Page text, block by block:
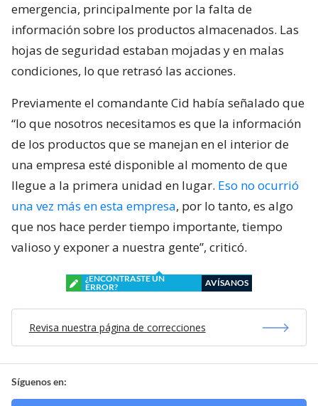
emergencia, principalmente por la falta de
información sobre los productos almacenados. Las
hojas de seguridad estaban mojadas y en malas
condiciones, lo que retrasó las acciones.
Previamente el comandante Cid había señalado que
“lo que nosotros necesitamos es que la información
de los productos que se manejan en el interior de
una empresa esté disponible al momento de que
llegue a la primera unidad en lugar. Eso no ocurrió
una vez más en esta empresa, por lo tanto, es algo
que nos hace perder tiempo importante, tiempo
valioso y exponer a nuestra gente”, criticó.
¿ENCONTRASTE UN
ERROR?
AVÍSANOS
Revisa nuestra página de correcciones
Síguenos en: